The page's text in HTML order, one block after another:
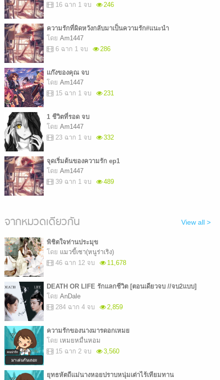
16 ฉาก 1 จบ
246
ความรักที่ผิดหวังกลับมาเป็นความรัก#เเนะนำ
โดย Am1447
6 ฉาก 1 จบ
286
เเก๊งของคุณ จบ
โดย Am1447
15 ฉาก 1 จบ
231
1 ชีวิตที่รอด จบ
โดย Am1447
23 ฉาก 1 จบ
332
จุดเริ่มต้นของความรัก ep1
โดย Am1447
39 ฉาก 1 จบ
489
จากหมวดเดียวกัน View all >
พิชิตใจท่านประมุข
โดย แมวขี้เซา(หนูร่าเริง)
46 ฉาก 12 จบ
11,678
DEATH OR LIFE รักแลกชีวิต [ตอนเดียวจบ //จบ2แบบ]
โดย AnDale
284 ฉาก 4 จบ
2,859
ความรักของนางมารดอกเหมย
โดย เหมยหมื่นหอม
15 ฉาก 2 จบ
3,560
ยุทธหัตถีแม่นางหอยปราบหนุ่มเต่าไร้เทียมทาน